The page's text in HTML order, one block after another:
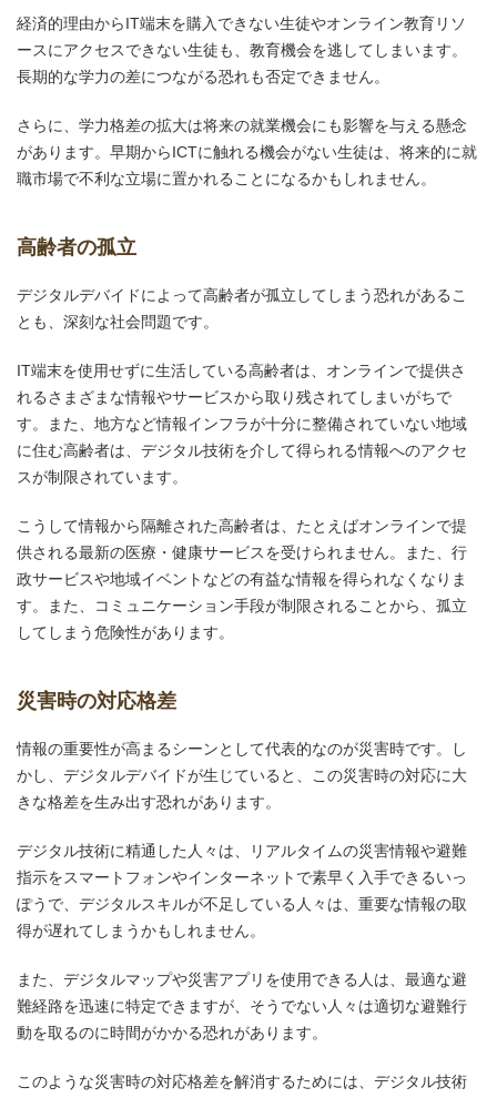
経済的理由からIT端末を購入できない生徒やオンライン教育リソ
ースにアクセスできない生徒も、教育機会を逃してしまいます。
長期的な学力の差につながる恐れも否定できません。
さらに、学力格差の拡大は将来の就業機会にも影響を与える懸念
があります。早期からICTに触れる機会がない生徒は、将来的に就
職市場で不利な立場に置かれることになるかもしれません。
高齢者の孤立
デジタルデバイドによって高齢者が孤立してしまう恐れがあるこ
とも、深刻な社会問題です。
IT端末を使用せずに生活している高齢者は、オンラインで提供さ
れるさまざまな情報やサービスから取り残されてしまいがちで
す。また、地方など情報インフラが十分に整備されていない地域
に住む高齢者は、デジタル技術を介して得られる情報へのアクセ
スが制限されています。
こうして情報から隔離された高齢者は、たとえばオンラインで提
供される最新の医療・健康サービスを受けられません。また、行
政サービスや地域イベントなどの有益な情報を得られなくなりま
す。また、コミュニケーション手段が制限されることから、孤立
してしまう危険性があります。
災害時の対応格差
情報の重要性が高まるシーンとして代表的なのが災害時です。し
かし、デジタルデバイドが生じていると、この災害時の対応に大
きな格差を生み出す恐れがあります。
デジタル技術に精通した人々は、リアルタイムの災害情報や避難
指示をスマートフォンやインターネットで素早く入手できるいっ
ぽうで、デジタルスキルが不足している人々は、重要な情報の取
得が遅れてしまうかもしれません。
また、デジタルマップや災害アプリを使用できる人は、最適な避
難経路を迅速に特定できますが、そうでない人々は適切な避難行
動を取るのに時間がかかる恐れがあります。
このような災害時の対応格差を解消するためには、デジタル技術